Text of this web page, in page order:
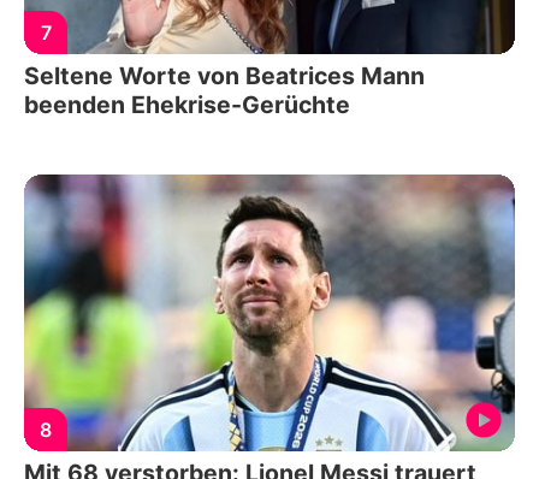
7
Seltene Worte von Beatrices Mann
beenden Ehekrise-Gerüchte
8
Mit 68 verstorben: Lionel Messi trauert